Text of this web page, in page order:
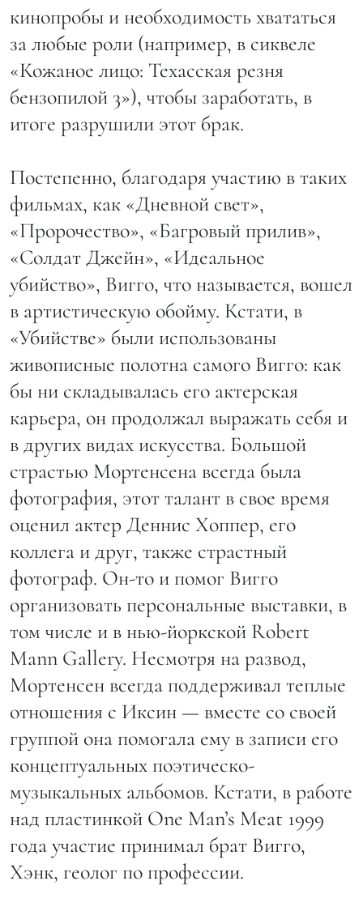
кинопробы и необходимость хвататься
за любые роли (например, в сиквеле
«Кожаное лицо: Техасская резня
бензопилой 3»), чтобы заработать, в
итоге разрушили этот брак.
Постепенно, благодаря участию в таких
фильмах, как «Дневной свет»,
«Пророчество», «Багровый прилив»,
«Солдат Джейн», «Идеальное
убийство», Вигго, что называется, вошел
в артистическую обойму. Кстати, в
«Убийстве» были использованы
живописные полотна самого Вигго: как
бы ни складывалась его актерская
карьера, он продолжал выражать себя и
в других видах искусства. Большой
страстью Мортенсена всегда была
фотография, этот талант в свое время
оценил актер Деннис Хоппер, его
коллега и друг, также страстный
фотограф. Он-то и помог Вигго
организовать персональные выставки, в
том числе и в нью-йоркской Robert
Mann Gallery. Несмотря на развод,
Мортенсен всегда поддерживал теплые
отношения с Иксин — вместе со своей
группой она помогала ему в записи его
концептуальных поэтическо-
музыкальных альбомов. Кстати, в работе
над пластинкой One Man’s Meat 1999
года участие принимал брат Вигго,
Хэнк, геолог по профессии.